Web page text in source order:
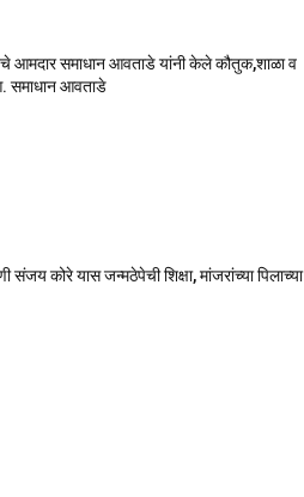
आमदार समाधान आवताडे यांनी केले कौतुक,शाळा व
समाधान आवताडे
कोरे यास जन्मठेपेची शिक्षा, मांजरांच्या पिलाच्या